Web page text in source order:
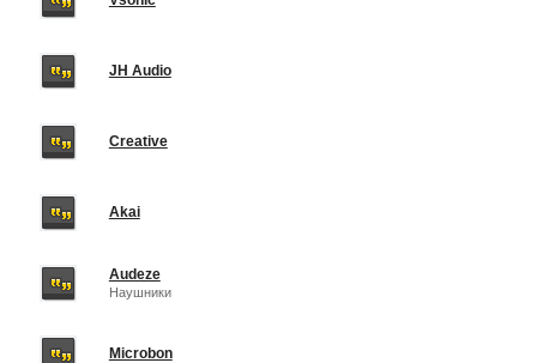
JH Audio
Creative
Akai
Audeze
Наушники
Microbon